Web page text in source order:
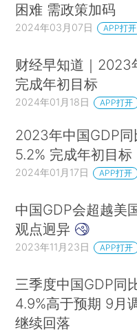
困难 需政策加码
2024年03月07日 APP打开
财经早知道｜2023
完成年初目标
2024年01月18日 APP打开
2023年中国GDP同
5.2% 完成年初目标
2024年01月17日 APP打开
中国GDP会超越美
观点迥异
2023年11月23日 APP打开
三季度中国GDP同
4.9%高于预期 9月
继续回落